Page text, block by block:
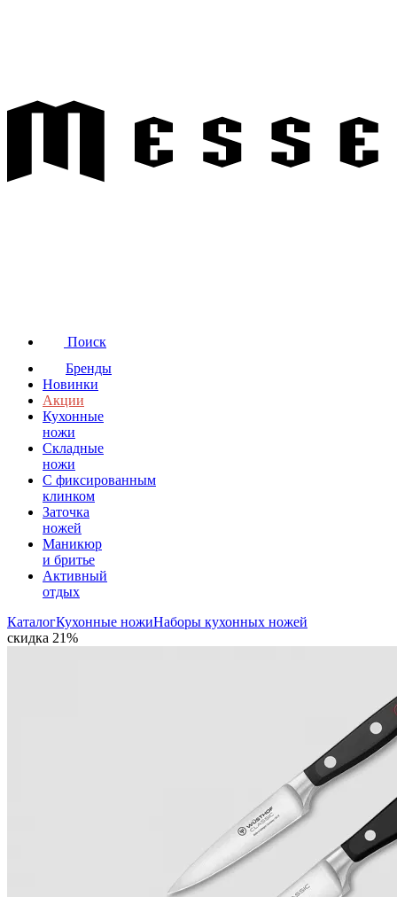
Поиск
Бренды
Новинки
Акции
Кухонные
ножи
Складные
ножи
C фиксированным
клинком
Заточка
ножей
Маникюр
и бритье
Активный
отдых
КаталогКухонные ножиНаборы кухонных ножей
скидка 21%